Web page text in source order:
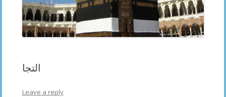
التجا
Leave a reply